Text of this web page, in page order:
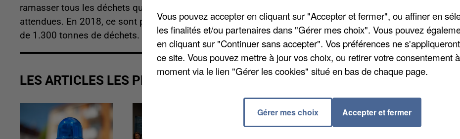
ramasser tous les déchets qu'ils croiseront sur leur chemin. Des milliers de bonnes âmes sont
attendues. En 2018, ce sont près de 50.000 habitants des Hauts-de-France qui avaient ramassé plus
de 1.300 tonnes de déchets.
LES ARTICLES LES PLUS VUS
Vous pouvez accepter en cliquant sur "Accepter et fermer", ou affiner en
les finalités et/ou partenaires dans "Gérer mes choix". Vous pouvez
en cliquant sur "Continuer sans accepter". Vos préférences ne
ce site. Vous pouvez mettre à jour vos choix, ou retirer votre consentement
moment via le lien "Gérer les cookies" situé en bas de chaque page.
Gérer mes choix Accepter et fermer